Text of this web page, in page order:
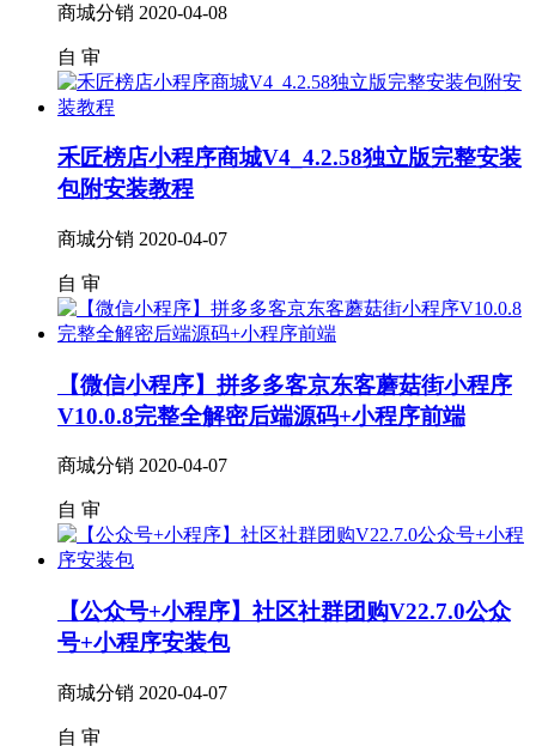
商城分销 2020-04-08
自 审
禾匠榜店小程序商城V4_4.2.58独立版完整安装
包附安装教程
商城分销 2020-04-07
自 审
【微信小程序】拼多多客京东客蘑菇街小程序
V10.0.8完整全解密后端源码+小程序前端
商城分销 2020-04-07
自 审
【公众号+小程序】社区社群团购V22.7.0公众
号+小程序安装包
商城分销 2020-04-07
自 审